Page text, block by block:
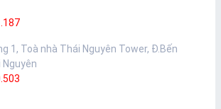
1, Toà nhà Thái Nguyên Tower, Đ.Bến